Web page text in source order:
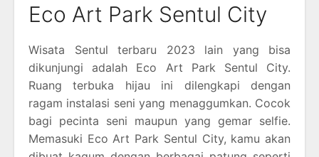
Eco Art Park Sentul City
Wisata Sentul terbaru 2023 lain yang bisa
dikunjungi adalah Eco Art Park Sentul City.
Ruang terbuka hijau ini dilengkapi dengan
ragam instalasi seni yang menaggumkan. Cocok
bagi pecinta seni maupun yang gemar selfie.
Memasuki Eco Art Park Sentul City, kamu akan